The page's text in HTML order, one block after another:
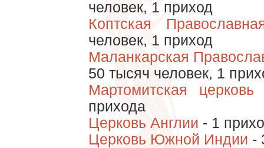
человек, 1 приход
Коптская
человек, 1 приход
Маланкарская
50 тысяч человек, 1
Мартомитская церковь
прихода
Церковь Англии - 1
Церковь Южной Индии -